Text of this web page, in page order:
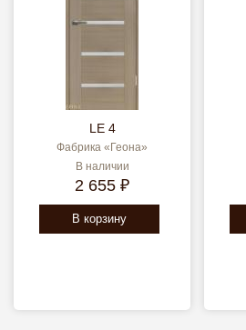
LE 4
Фабрика «Геона»
В наличии
2 655 ₽
В корзину